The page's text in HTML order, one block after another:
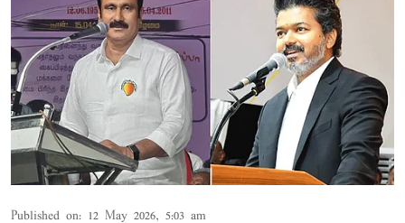
Published on: 12 May 2026, 5:03 am